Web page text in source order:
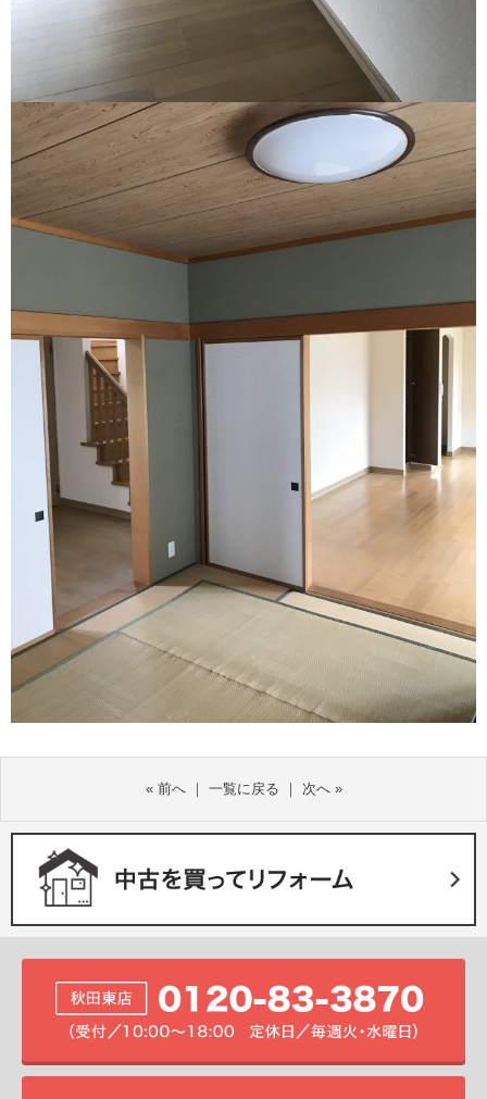
« 前へ｜ 一覧に戻る ｜ 次へ»